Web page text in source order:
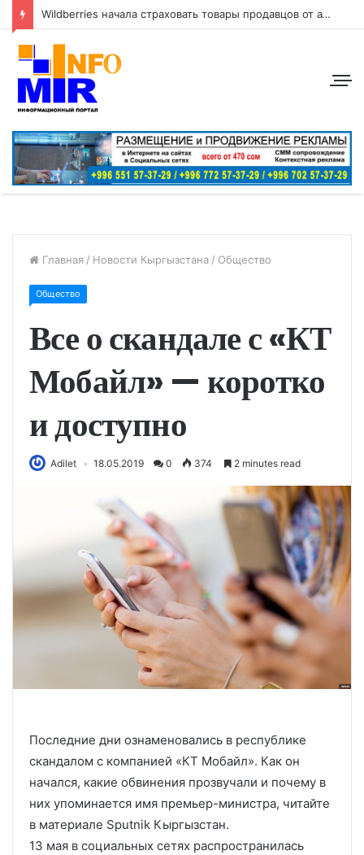
Wildberries начала страховать товары продавцов от атак беспилотников
Главная / Новости Кыргызстана / Общество
Общество
Все о скандале с «КТ
Мобайл» — коротко
и доступно
Adilet 18.05.2019 0 374 2 minutes read
Последние дни ознаменовались в республике
скандалом с компанией «КТ Мобайл». Как он
начался, какие обвинения прозвучали и почему в
них упоминается имя премьер-министра, читайте
в материале Sputnik Кыргызстан.
13 мая в социальных сетях распространилась